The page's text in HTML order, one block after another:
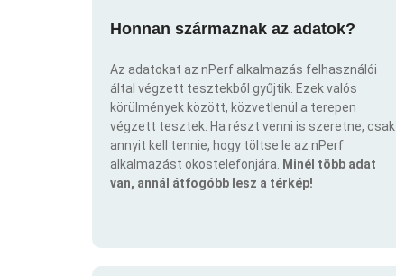
Honnan származnak az adatok?
Az adatokat az nPerf alkalmazás felhasználói
által végzett tesztekből gyűjtik. Ezek valós
körülmények között, közvetlenül a terepen
végzett tesztek. Ha részt venni is szeretne, csak
annyit kell tennie, hogy töltse le az nPerf
alkalmazást okostelefonjára.
Minél több adat
van, annál átfogóbb lesz a térkép!